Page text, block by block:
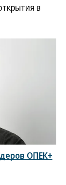
в
ОПЕК+